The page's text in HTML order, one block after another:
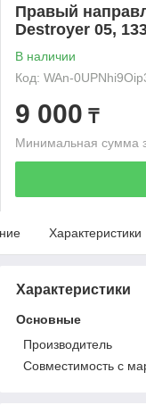
Правый
Destroyer 05,
В наличии
Код: WAn-
9 000 ₸
Минимальная сумма
Характеристики
Характеристики
Основные
Производитель
Совместимость с